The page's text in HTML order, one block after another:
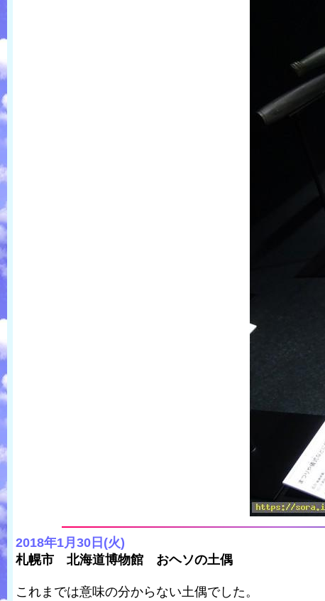
2018年1月30日(火)
札幌市 北海道博物館 おヘソの土偶
これまでは意味の分からない土偶でした。